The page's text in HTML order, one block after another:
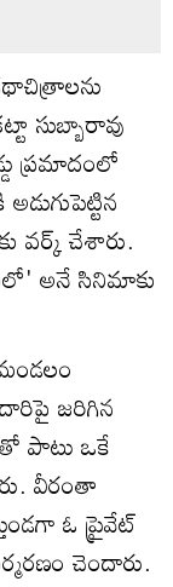
సుబ్బారావు
ప్రమాదంలో
వర్క్ చేశారు.
అనే సినిమాకు
జరిగిన
పాటు ఒకే
వీరంతా
ఓ ప్రైవేట్
చెందారు.